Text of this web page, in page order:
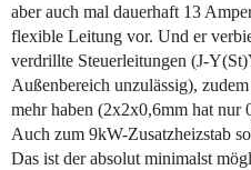
aber auch mal dauerhaft 13
flexible Leitung vor. Und er
verdrillte Steuerleitungen (J-
Außenbereich unzulässig),
mehr haben (2x2x0,6mm hat nur
Auch zum 9kW-Zusatzheizstab
Das ist der absolut minimalst